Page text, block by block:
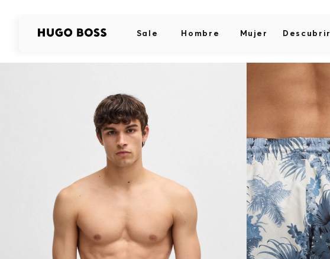
Sale Hombre Mujer Descubrir